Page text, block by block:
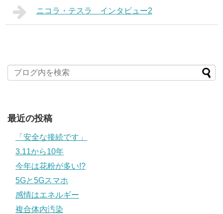
ニコラ・テスラ インタビュー2
最近の投稿
「安全な接続です」
3.11から10年
今年は花粉が多い!?
5Gと5Gスマホ
感情はエネルギー
複合体内汚染